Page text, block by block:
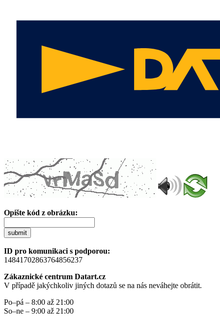
Opište kód z obrázku:
submit
ID pro komunikaci s podporou:
14841702863764856237
Zákaznické centrum Datart.cz
V případě jakýchkoliv jiných dotazů se na nás neváhejte obrátit.
Po–pá – 8:00 až 21:00
So–ne – 9:00 až 21:00